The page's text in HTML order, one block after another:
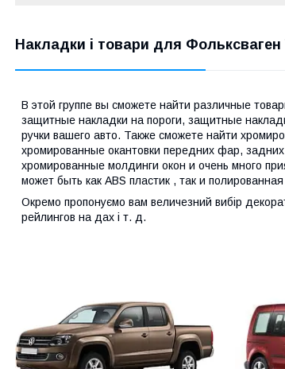
Накладки і товари для Фольксваген
В этой группе вы сможете найти различные
защитные накладки на пороги, защитные
ручки вашего авто. Также сможете найти
хромированные окантовки передних фар,
хромированные молдинги окон и очень много
может быть как ABS пластик , так и
Окремо пропонуємо вам величезний вибір
рейлингов на дах і т. д.